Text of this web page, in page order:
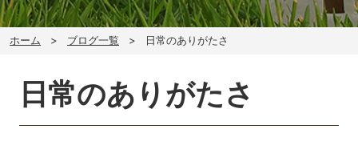
ホーム ブログ一覧 日常のありがたさ
日常のありがたさ